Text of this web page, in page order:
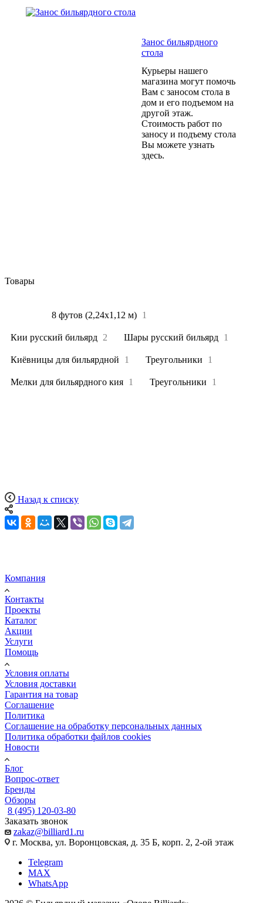
Занос бильярдного
стола
Курьеры нашего
магазина могут помочь
Вам с заносом стола в
дом и его подъемом на
другой этаж.
Стоимость работ по
заносу и подъему стола
Вы можете узнать
здесь.
Товары
8 футов (2,24х1,12 м) 1
Кии русский бильярд 2 Шары русский бильярд 1
Киёвницы для бильярдной 1 Треугольники 1
Мелки для бильярдного кия 1 Треугольники 1
Назад к списку
Компания
Контакты
Проекты
Каталог
Акции
Услуги
Помощь
Условия оплаты
Условия доставки
Гарантия на товар
Соглашение
Политика
Соглашение на обработку персональных данных
Политика обработки файлов cookies
Новости
Блог
Вопрос-ответ
Бренды
Обзоры
8 (495) 120-03-80
Заказать звонок
zakaz@billiard1.ru
г. Москва, ул. Воронцовская, д. 35 Б, корп. 2, 2-ой этаж
Telegram
MAX
WhatsApp